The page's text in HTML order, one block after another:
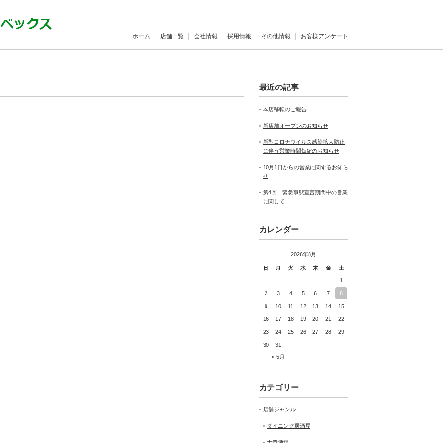
ホーム 店舗一覧 会社情報 採用情報 その他情報 お客様アンケート
最近の記事
本店移転のご報告
新店舗オープンのお知らせ
新型コロナウイルス感染拡大防止
に伴う営業時間短縮のお知らせ
10月1日からの営業に関するお知ら
せ
第4回 緊急事態宣言期間中の営業
に関して
カレンダー
2026年8月
日 月 火 水 木 金 土
« 5月
1
2 3 4 5 6 7 8
9 10 11 12 13 14 15
16 17 18 19 20 21 22
23 24 25 26 27 28 29
30 31
カテゴリー
店舗ジャンル
ダイニング居酒屋